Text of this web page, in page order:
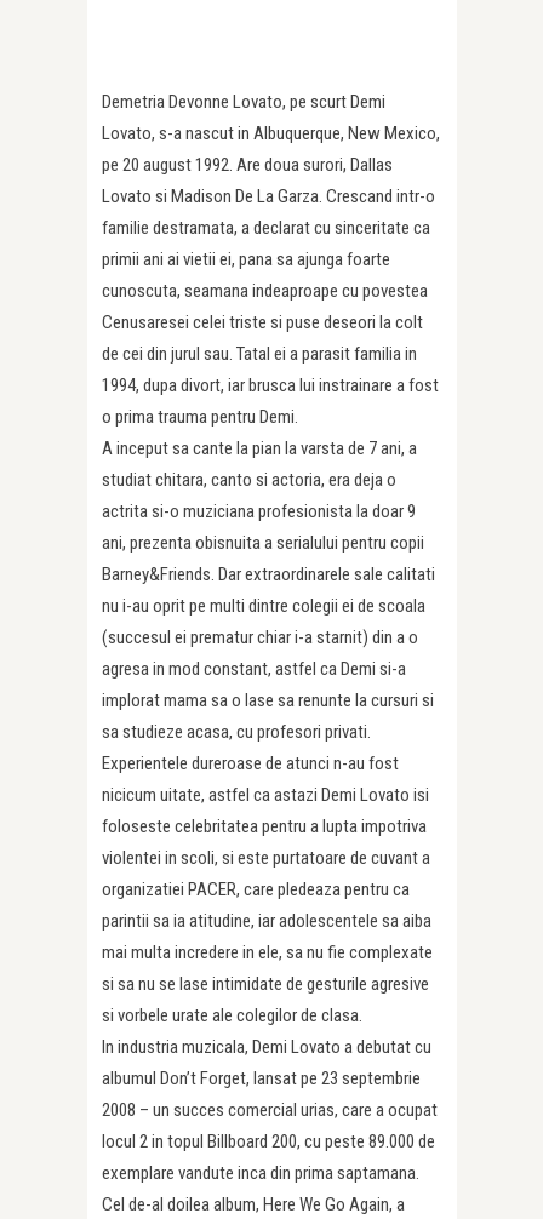
Demetria Devonne Lovato, pe scurt Demi
Lovato, s-a nascut in Albuquerque, New Mexico,
pe 20 august 1992. Are doua surori, Dallas
Lovato si Madison De La Garza. Crescand intr-o
familie destramata, a declarat cu sinceritate ca
primii ani ai vietii ei, pana sa ajunga foarte
cunoscuta, seamana indeaproape cu povestea
Cenusaresei celei triste si puse deseori la colt
de cei din jurul sau. Tatal ei a parasit familia in
1994, dupa divort, iar brusca lui instrainare a fost
o prima trauma pentru Demi.
A inceput sa cante la pian la varsta de 7 ani, a
studiat chitara, canto si actoria, era deja o
actrita si-o muziciana profesionis­ta la doar 9
ani, prezenta obisnuita a serialului pentru copii
Barney&Friends. Dar extraordinarele sale calitati
nu i-au oprit pe multi dintre colegii ei de scoala
(succesul ei prematur chiar i-a starnit) din a o
agresa in mod constant, astfel ca Demi si-a
implorat mama sa o lase sa renunte la cursuri si
sa studieze acasa, cu profesori privati.
Experientele dureroase de atunci n-au fost
nicicum uitate, astfel ca astazi Demi Lovato isi
foloseste celebritatea pentru a lupta impotriva
violentei in scoli, si este purtatoare de cuvant a
organizatiei PACER, care pledeaza pentru ca
parintii sa ia atitudine, iar adolescentele sa aiba
mai multa incredere in ele, sa nu fie complexate
si sa nu se lase intimidate de gesturile agresive
si vorbele urate ale colegilor de clasa.
In industria muzicala, Demi Lovato a debutat cu
albumul Don’t Forget, lansat pe 23 septembrie
2008 – un succes co­mercial urias, care a ocupat
locul 2 in topul Billboard 200, cu peste 89.000 de
exemplare vandute inca din prima saptamana.
Cel de-al doilea album, Here We Go Again, a